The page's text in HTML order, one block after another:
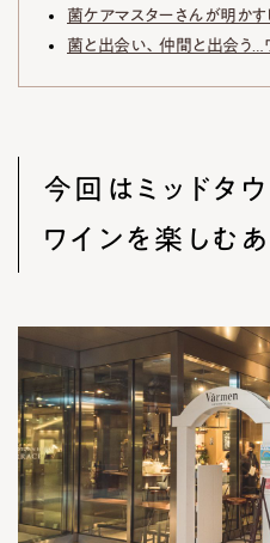
菌ケアマスターさんが明か
菌と出会い、仲間と出会う…
今回はミッドタ
ワインを楽しむ